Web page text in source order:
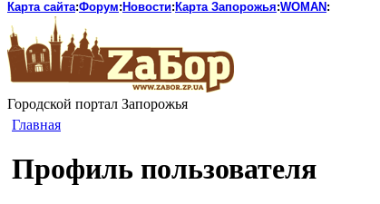
Карта сайта:Форум: Новости: Карта Запорожья:WOMAN :
Городской портал Запорожья
Главная
Профиль пользователя